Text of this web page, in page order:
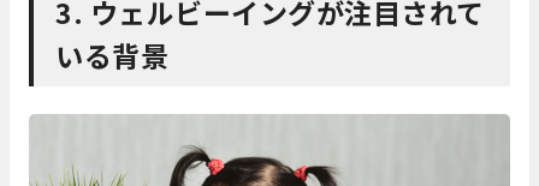
3. ウェルビーイングが注目されて
いる背景